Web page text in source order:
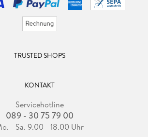
TRUSTED SHOPS
KONTAKT
Servicehotline
089 - 30 75 79 00
- Sa. 9.00 - 18.00 Uhr